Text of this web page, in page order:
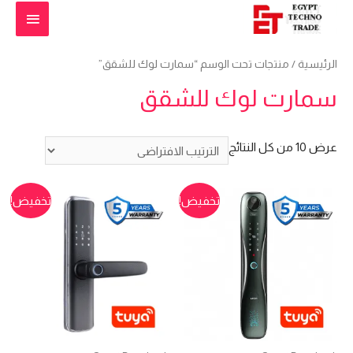
الرئيسية / منتجات تحت الوسم “سمارت لوك للشقق”
سمارت لوك للشقق
عرض ⁦10⁩ من كل النتائج
تخفيض! تخفيض!